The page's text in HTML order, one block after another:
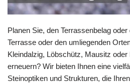
Planen Sie, den Terrassenbelag
Terrasse oder den umliegenden
Kleindalzig, Löbschütz, Mausitz
erneuern? Wir bieten Ihnen eine
Steinoptiken und Strukturen, die